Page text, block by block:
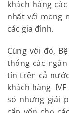
khách hàng
nhất với mong
các gia đình.
Cùng với đó,
thống các
tín trên cả
khách hàng.
số những giải